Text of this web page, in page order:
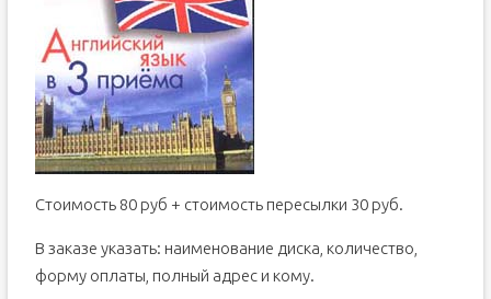
Стоимость 80 руб + стоимость пересылки 30 руб.
В заказе указать: наименование диска, количество,
форму оплаты, полный адрес и кому.